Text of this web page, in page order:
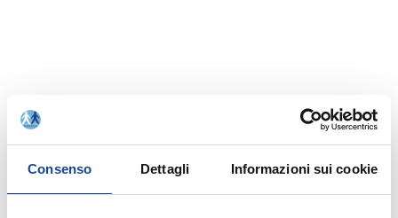
Consenso Dettagli Informazioni sui cookie